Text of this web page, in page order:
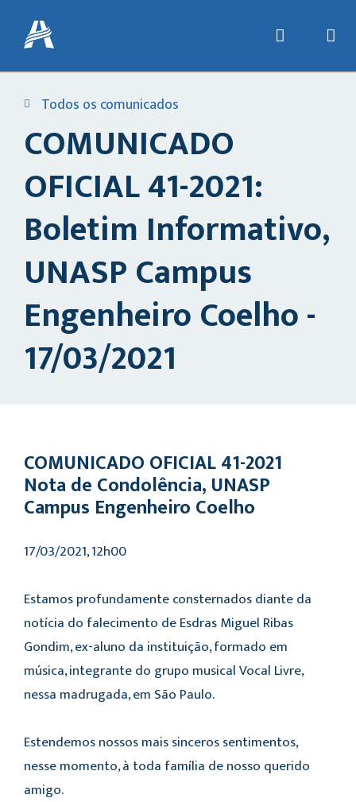
Todos os comunicados
COMUNICADO
OFICIAL 41-2021:
Boletim Informativo,
UNASP Campus
Engenheiro Coelho -
17/03/2021
COMUNICADO OFICIAL 41-2021
Nota de Condolência, UNASP
Campus Engenheiro Coelho
17/03/2021, 12h00
Estamos profundamente consternados diante da
notícia do falecimento de Esdras Miguel Ribas
Gondim, ex-aluno da instituição, formado em
música, integrante do grupo musical Vocal Livre,
nessa madrugada, em São Paulo.
Estendemos nossos mais sinceros sentimentos,
nesse momento, à toda família de nosso querido
amigo.